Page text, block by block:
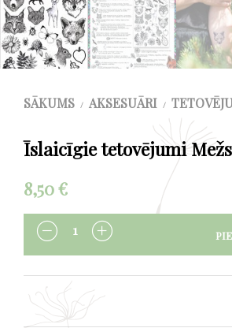
SĀKUMS / AKSESUĀRI /
Īslaicīgie tetovējumi Mežs
8,50€
DAUDZUMS